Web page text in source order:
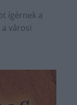
ígérnek a
városi